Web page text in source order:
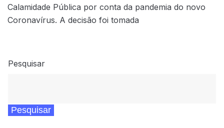
Calamidade Pública por conta da pandemia do novo
Coronavírus. A decisão foi tomada
Pesquisar
Pesquisar